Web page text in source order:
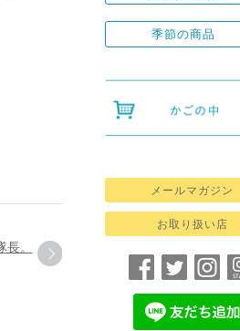
。
季節の商品
メールマガジン
お取り扱い店